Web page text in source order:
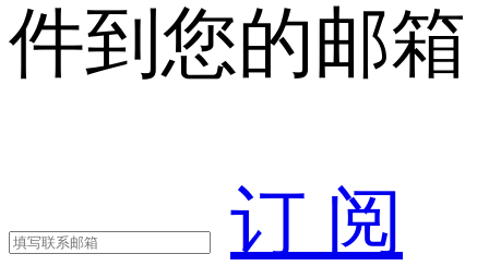
件到您的邮箱
订 阅